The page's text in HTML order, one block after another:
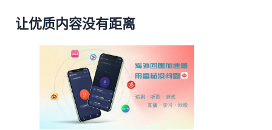
让优质内容没有距离